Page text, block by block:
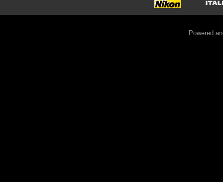
Powered